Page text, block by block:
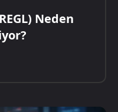
Neden